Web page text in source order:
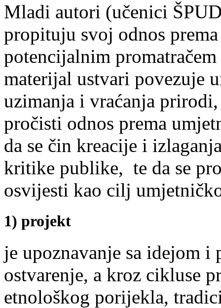
Mladi autori (učenici
propituju svoj odnos
potencijalnim
materijal ustvari povezuje
uzimanja i vraćanja
pročisti odnos prema
da se čin kreacije i
kritike publike, te da se
osvijesti kao cilj
1) projekt
je upoznavanje sa idejom i
ostvarenje, a kroz cikluse
etnološkog porijekla,